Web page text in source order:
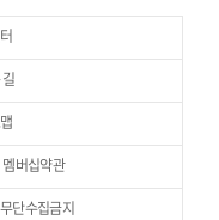
버십약관
단수집금지